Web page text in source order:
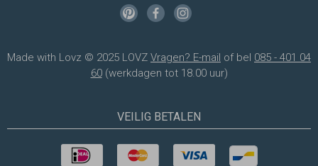
Made with Lovz © 2025 LOVZ Vragen? E-mail of bel 085 - 401 04
60(werkdagen tot 18.00 uur)
VEILIG BETALEN